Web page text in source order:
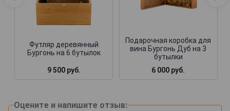
Футляр деревянный
Бургонь на 6 бутылок
9 500 руб.
Подарочная коробка для
вина Бургонь Дуб на 3
бутылки
6 000 руб.
Оцените и напишите отзыв: